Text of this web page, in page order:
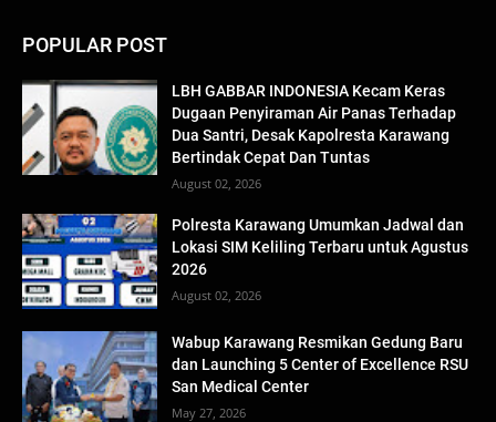
POPULAR POST
LBH GABBAR INDONESIA Kecam Keras
Dugaan Penyiraman Air Panas Terhadap
Dua Santri, Desak Kapolresta Karawang
Bertindak Cepat Dan Tuntas
August 02, 2026
Polresta Karawang Umumkan Jadwal dan
Lokasi SIM Keliling Terbaru untuk Agustus
2026
August 02, 2026
Wabup Karawang Resmikan Gedung Baru
dan Launching 5 Center of Excellence RSU
San Medical Center
May 27, 2026